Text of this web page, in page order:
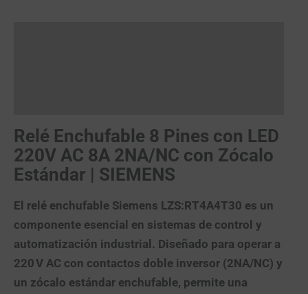
Relé Enchufable 8 Pines con LED
220V AC 8A 2NA/NC con Zócalo
Estándar | SIEMENS
El relé enchufable Siemens LZS:RT4A4T30 es un
componente esencial en sistemas de control y
automatización industrial. Diseñado para operar a
220 V AC con contactos doble inversor (2NA/NC) y
un zócalo estándar enchufable, permite una